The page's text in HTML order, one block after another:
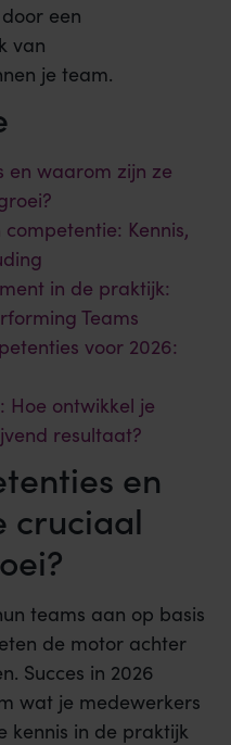
een
van
je team.
en waarom zijn ze
Kennis,
in de praktijk:
Teams
voor 2026:
Hoe ontwikkel je
resultaat?
en
cruciaal
teams aan op basis
de motor achter
Succes in 2026
wat je medewerkers
kennis in de praktijk